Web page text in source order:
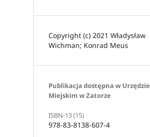
Copyright (c) 2021 Władysław
Wichman; Konrad Meus
Publikacja dostępna w Urzędzie
Miejskim w Zatorze
ISBN-13 (15)
978-83-8138-607-4